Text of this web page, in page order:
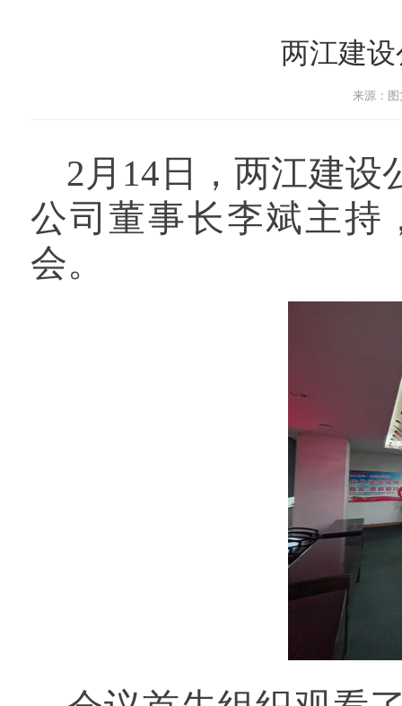
两江建
来源：
2月14日，两江建设
公司董事长李斌主持
会。